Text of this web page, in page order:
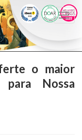
o maior
Nossa